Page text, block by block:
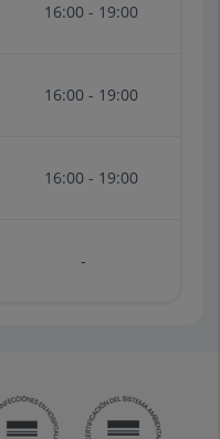
16:00 - 19:00
16:00 - 19:00
16:00 - 19:00
-